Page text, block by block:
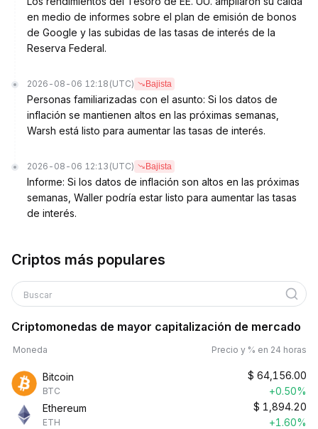
en medio de informes sobre el plan de emisión de bonos
de Google y las subidas de las tasas de interés de la
Reserva Federal.
2026-08-06 12:18 (UTC) Bajista
Personas familiarizadas con el asunto: Si los datos de
inflación se mantienen altos en las próximas semanas,
Warsh está listo para aumentar las tasas de interés.
2026-08-06 12:13 (UTC) Bajista
Informe: Si los datos de inflación son altos en las próximas
semanas, Waller podría estar listo para aumentar las tasas
de interés.
Criptos más populares
Buscar
Criptomonedas de mayor capitalización de mercado
Moneda Precio y % en 24 horas
Bitcoin
BTC
$ 64,156.00
+0.50%
Ethereum
ETH
$ 1,894.20
+1.60%